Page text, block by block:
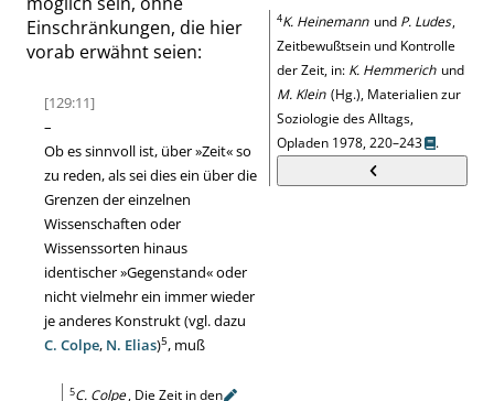
4K. Heinemann und P. Ludes,
Zeitbewußtsein und Kontrolle
der Zeit, in: K. Hemmerich und
M. Klein (Hg.), Materialien zur
Soziologie des Alltags,
Opladen 1978, 220–243
.
Einschränkungen, die hier
vorab erwähnt seien:
[129:11]
–
Ob es sinnvoll ist, über»Zeit«so
zu reden, als sei dies ein über die
Grenzen der einzelnen
Wissenschaften oder
Wissenssorten hinaus
identischer»Gegenstand«oder
nicht vielmehr ein immer wieder
je anderes Konstrukt (vgl. dazu
C. Colpe, N. Elias)5
5C. Colpe, Die Zeit inden
, muß